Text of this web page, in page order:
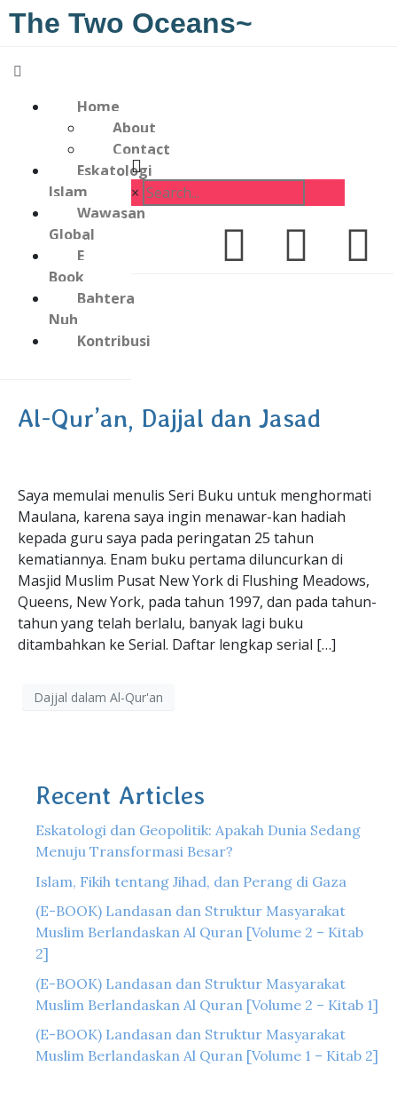
The Two Oceans~
Home
About
Contact
Eskatologi
Islam
Wawasan
Global
E
Book
Bahtera
Nuh
Kontribusi
×
Al-Qur’an, Dajjal dan Jasad
Saya memulai menulis Seri Buku untuk menghormati
Maulana, karena saya ingin menawar-kan hadiah
kepada guru saya pada peringatan 25 tahun
kematiannya. Enam buku pertama diluncurkan di
Masjid Muslim Pusat New York di Flushing Meadows,
Queens, New York, pada tahun 1997, dan pada tahun-
tahun yang telah berlalu, banyak lagi buku
ditambahkan ke Serial. Daftar lengkap serial […]
Dajjal dalam Al-Qur'an
Recent Articles
Eskatologi dan Geopolitik: Apakah Dunia Sedang
Menuju Transformasi Besar?
Islam, Fikih tentang Jihad, dan Perang di Gaza
(E-BOOK) Landasan dan Struktur Masyarakat
Muslim Berlandaskan Al Quran [Volume 2 – Kitab
2]
(E-BOOK) Landasan dan Struktur Masyarakat
Muslim Berlandaskan Al Quran [Volume 2 – Kitab 1]
(E-BOOK) Landasan dan Struktur Masyarakat
Muslim Berlandaskan Al Quran [Volume 1 – Kitab 2]